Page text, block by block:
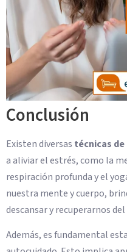
Conclusión
Existen diversas técnicas
a aliviar el estrés, como la
respiración profunda y el
nuestra mente y cuerpo,
descansar y recuperarnos
Además, es fundamental